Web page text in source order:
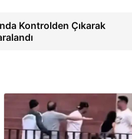
Kontrolden Çıkarak